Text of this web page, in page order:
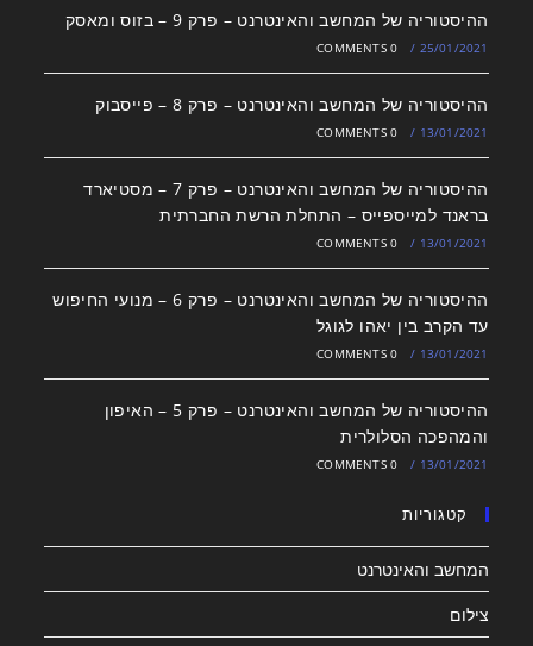
ההיסטוריה של המחשב והאינטרנט – פרק 9 – בזוס ומאסק
25/01/2021
/
0 COMMENTS
ההיסטוריה של המחשב והאינטרנט – פרק 8 – פייסבוק
13/01/2021
/
0 COMMENTS
ההיסטוריה של המחשב והאינטרנט – פרק 7 – מסטיארד
בראנד למייספייס – התחלת הרשת החברתית
13/01/2021
/
0 COMMENTS
ההיסטוריה של המחשב והאינטרנט – פרק 6 – מנועי החיפוש
עד הקרב בין יאהו לגוגל
13/01/2021
/
0 COMMENTS
ההיסטוריה של המחשב והאינטרנט – פרק 5 – האיפון
והמהפכה הסלולרית
13/01/2021
/
0 COMMENTS
קטגוריות
המחשב והאינטרנט
צילום